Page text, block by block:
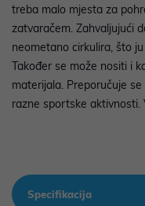
treba malo mjesta za
zatvaračem. Zahvaljujući
neometano cirkulira, što
Također se može nositi i
materijala. Preporučuje
razne sportske aktivnosti.
Specifikacija